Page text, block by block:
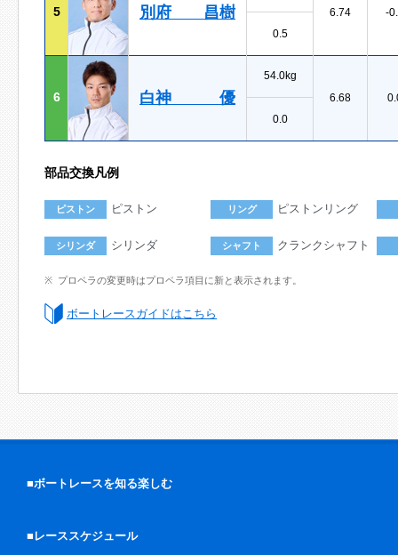
5 別府 昌樹
6.74
-
0.5
6 白神 優
54.0kg
6.68
0.0
部品交換凡例
ピストン ピストン リング ピストンリング
シリンダ シリンダ シャフト クランクシャフト
プロペラの変更時はプロペラ項目に新と表示されます。
ボートレースガイドはこちら
■ボートレースを知る楽しむ
■レーススケジュール